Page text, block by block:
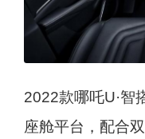
2022款哪吒U·智
座舱平台，配合